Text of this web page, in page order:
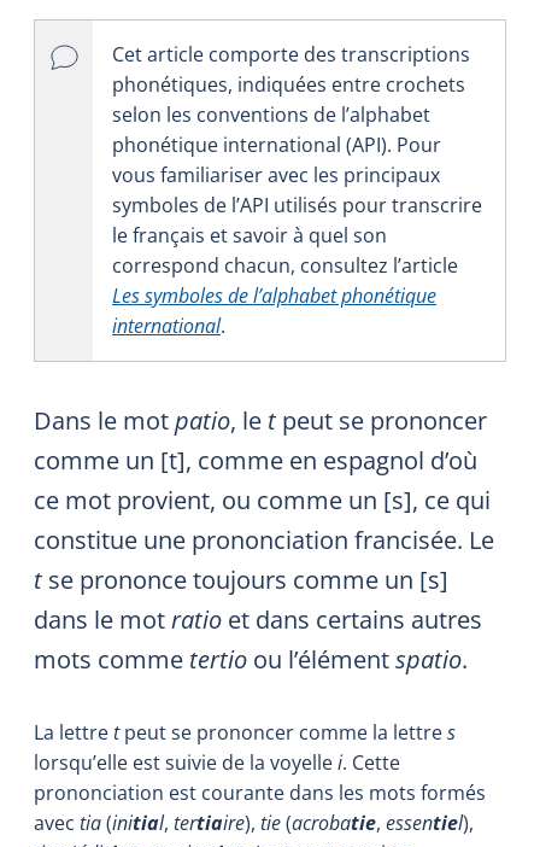
Cet article comporte des transcriptions
phonétiques, indiquées entre crochets
selon les conventions de l’alphabet
phonétique international (API). Pour
vous familiariser avec les principaux
symboles de l’API utilisés pour transcrire
le français et savoir à quel son
correspond chacun, consultez l’article
Les symboles de l’alphabet phonétique
international.
Dans le motpatio, le t peut se prononcer
comme un [t], comme en espagnol d’où
ce mot provient, ou comme un [s], ce qui
constitue une prononciation francisée. Le
t se prononce toujours comme un [s]
dans le motratio et dans certains autres
mots comme tertio ou l’élémentspatio.
La lettretpeut se prononcer comme la lettres
lorsqu’elle est suivie de la voyellei. Cette
prononciation est courante dans les mots formés
avec tia(initial, tertiaire), tie(acrobatie, essentiel),